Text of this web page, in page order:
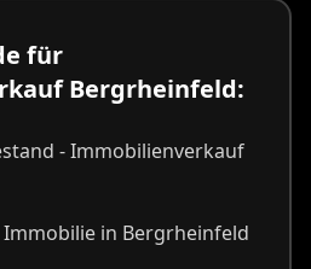
für
Bergrheinfeld:
- Immobilienverkauf
in Bergrheinfeld